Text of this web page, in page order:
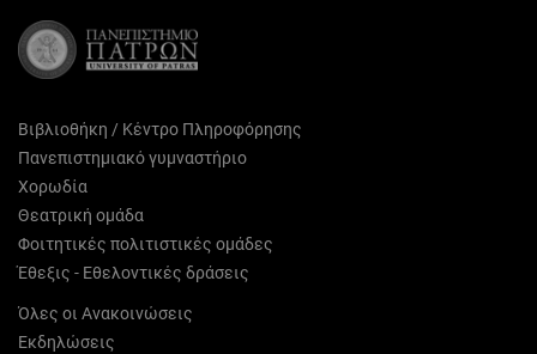
Βιβλιοθήκη / Κέντρο Πληροφόρησης
Πανεπιστημιακό γυμναστήριο
Χορωδία
Θεατρική ομάδα
Φοιτητικές πολιτιστικές ομάδες
Έθεξις - Εθελοντικές δράσεις
Όλες οι Ανακοινώσεις
Εκδηλώσεις